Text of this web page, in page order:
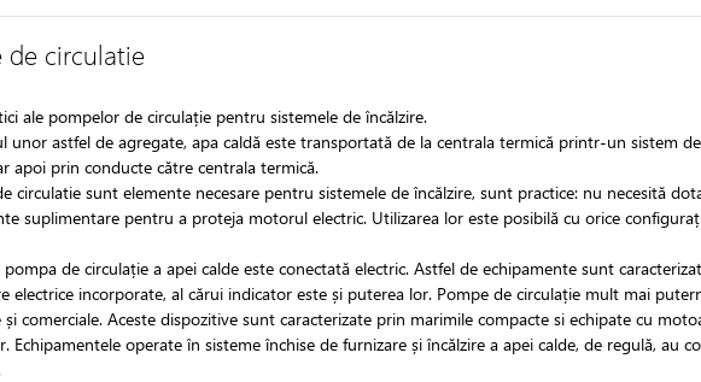
de circulatie
ale pompelor de circulație pentru sistemele de încălzire.
unor astfel de agregate, apa caldă este transportată de la centrala termică printr-un sistem
apoi prin conducte către centrala termică.
circulatie sunt elemente necesare pentru sistemele de încălzire, sunt practice: nu necesită
suplimentare pentru a proteja motorul electric. Utilizarea lor este posibilă cu orice
pompa de circulație a apei calde este conectată electric. Astfel de echipamente sunt
electrice incorporate, al cărui indicator este și puterea lor. Pompe de circulație mult mai
și comerciale. Aceste dispozitive sunt caracterizate prin marimile compacte si echipate cu
Echipamentele operate în sisteme închise de furnizare și încălzire a apei calde, de regulă, au